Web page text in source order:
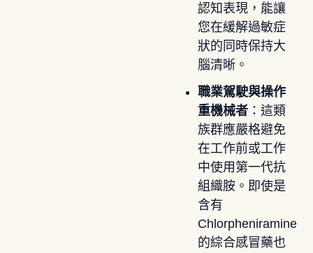
認知表現，能讓
您在緩解過敏症
狀的同時保持大
腦清晰。
職業駕駛與操作
重機械者：這類
族群應嚴格避免
在工作前或工作
中使用第一代抗
組織胺。即使是
含有
Chlorpheniramine
的綜合感冒藥也